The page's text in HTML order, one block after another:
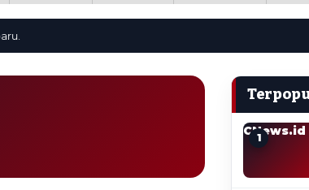
CNews.id
1